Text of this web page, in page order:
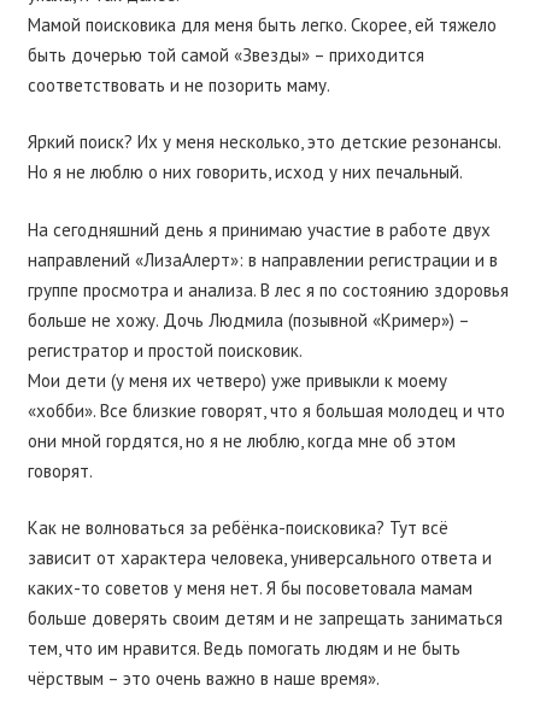
Мамой поисковика для меня быть легко. Скорее, ей тяжело
быть дочерью той самой «Звезды» – приходится
соответствовать и не позорить маму.
Яркий поиск? Их у меня несколько, это детские резонансы.
Но я не люблю о них говорить, исход у них печальный.
На сегодняшний день я принимаю участие в работе двух
направлений «ЛизаАлерт»: в направлении регистрации и в
группе просмотра и анализа. В лес я по состоянию здоровья
больше не хожу. Дочь Людмила (позывной «Кример») –
регистратор и простой поисковик.
Мои дети (у меня их четверо) уже привыкли к моему
«хобби». Все близкие говорят, что я большая молодец и что
они мной гордятся, но я не люблю, когда мне об этом
говорят.
Как не волноваться за ребёнка-поисковика? Тут всё
зависит от характера человека, универсального ответа и
каких-то советов у меня нет. Я бы посоветовала мамам
больше доверять своим детям и не запрещать заниматься
тем, что им нравится. Ведь помогать людям и не быть
чёрствым – это очень важно в наше время».